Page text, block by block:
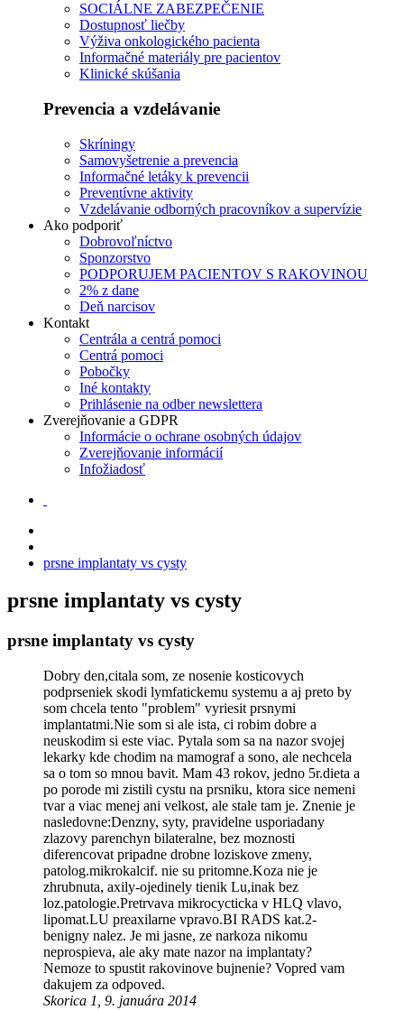
SOCIÁLNE ZABEZPEČENIE
Dostupnosť liečby
Výživa onkologického pacienta
Informačné materiály pre pacientov
Klinické skúšania
Prevencia a vzdelávanie
Skríningy
Samovyšetrenie a prevencia
Informačné letáky k prevencii
Preventívne aktivity
Vzdelávanie odborných pracovníkov a supervízie
Ako podporiť
Dobrovoľníctvo
Sponzorstvo
PODPORUJEM PACIENTOV S RAKOVINOU
2% z dane
Deň narcisov
Kontakt
Centrála a centrá pomoci
Centrá pomoci
Pobočky
Iné kontakty
Prihlásenie na odber newslettera
Zverejňovanie a GDPR
Informácie o ochrane osobných údajov
Zverejňovanie informácií
Infožiadosť
prsne implantaty vs cysty
prsne implantaty vs cysty
prsne implantaty vs cysty
Dobry den,citala som, ze nosenie kosticovych
podprseniek skodi lymfatickemu systemu a aj preto by
som chcela tento "problem" vyriesit prsnymi
implantatmi.Nie som si ale ista, ci robim dobre a
neuskodim si este viac. Pytala som sa na nazor svojej
lekarky kde chodim na mamograf a sono, ale nechcela
sa o tom so mnou bavit. Mam 43 rokov, jedno 5r.dieta a
po porode mi zistili cystu na prsniku, ktora sice nemeni
tvar a viac menej ani velkost, ale stale tam je. Znenie je
nasledovne:Denzny, syty, pravidelne usporiadany
zlazovy parenchyn bilateralne, bez moznosti
diferencovat pripadne drobne loziskove zmeny,
patolog.mikrokalcif. nie su pritomne.Koza nie je
zhrubnuta, axily-ojedinely tienik Lu,inak bez
loz.patologie.Pretrvava mikrocycticka v HLQ vlavo,
lipomat.LU preaxilarne vpravo.BI RADS kat.2-
benigny nalez. Je mi jasne, ze narkoza nikomu
neprospieva, ale aky mate nazor na implantaty?
Nemoze to spustit rakovinove bujnenie? Vopred vam
dakujem za odpoved.
Skorica 1, 9. januára 2014